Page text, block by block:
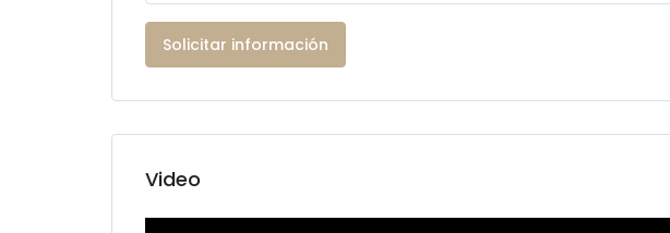
Solicitar información
Video